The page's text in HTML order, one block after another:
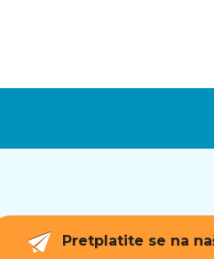
Pretplatite se na